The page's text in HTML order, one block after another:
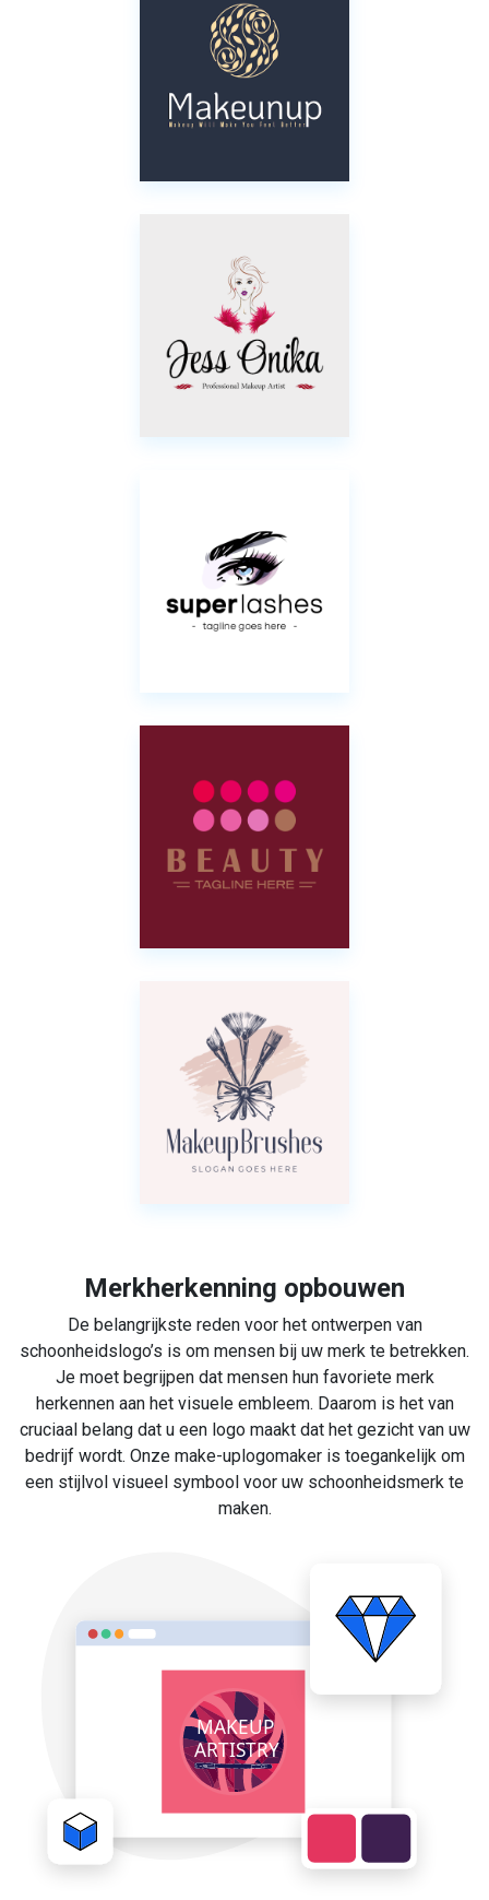
Merkherkenning opbouwen
De belangrijkste reden voor het ontwerpen van
schoonheidslogo’s is om mensen bij uw merk te betrekken.
Je moet begrijpen dat mensen hun favoriete merk
herkennen aan het visuele embleem. Daarom is het van
cruciaal belang dat u een logo maakt dat het gezicht van uw
bedrijf wordt. Onze make-uplogomaker is toegankelijk om
een stijlvol visueel symbool voor uw schoonheidsmerk te
maken.